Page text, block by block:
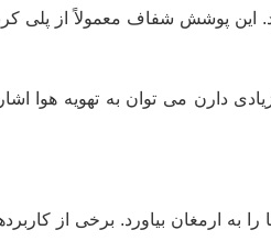
این پوشش شفاف معمولاً از
دارن می توان به تهویه هوا
ارمغان بیاورد. برخی از